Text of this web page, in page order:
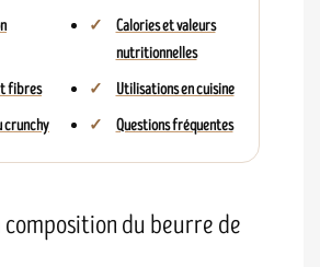
Calories et valeurs
nutritionnelles
fibres
Utilisations en cuisine
crunchy
Questions fréquentes
composition du beurre de